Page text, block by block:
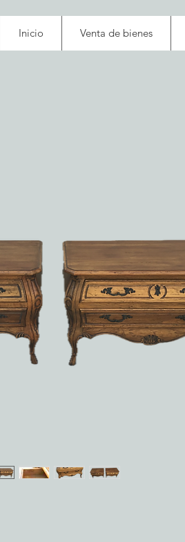
Inicio Venta de bienes